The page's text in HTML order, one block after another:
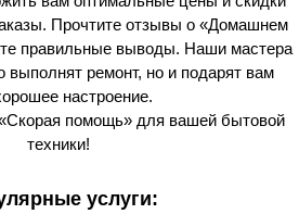
Прочтите отзывы о «Домашнем
правильные выводы. Наши мастера
выполнят ремонт, но и подарят вам
настроение.
помощь» для вашей бытовой
техники!
услуги: